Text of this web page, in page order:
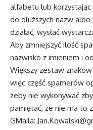
alfabetu lub korzystając
do dłuższych nazw
działać, wysłać
Aby zmniejszyć ilość
nazwisko z imieniem i
Większy zestaw
więc część spamerów
żeby nie wykonywać
pamiętać, że nie ma to
GMaila: